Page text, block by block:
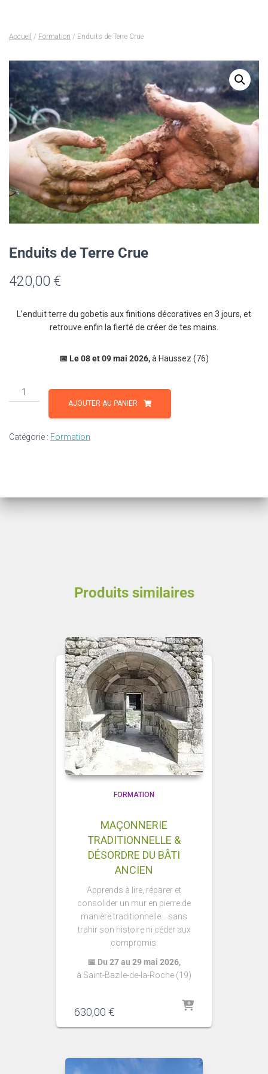
Accueil / Formation / Enduits de Terre Crue
Enduits de Terre Crue
420,00 €
L’enduit terre du gobetis aux finitions décoratives en 3 jours, et
retrouve enfin la fierté de créer de tes mains.
📅 Le 08 et 09 mai 2026,à Haussez (76)
quantité
de
Terre
AJOUTER AU PANIER
Catégorie : Formation
Produits similaires
FORMATION
MAÇONNERIE
TRADITIONNELLE &
DÉSORDRE DU BÂTI
ANCIEN
Apprends à lire, réparer et
consolider un mur en pierre de
manière traditionnelle… sans
trahir son histoire ni céder aux
compromis.
📅 Du 27 au 29 mai 2026,
à Saint-Bazile-de-la-Roche (19)
630,00 €